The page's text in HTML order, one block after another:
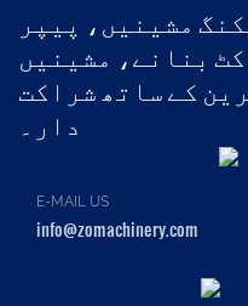
مشینیں، پیپر
بنانے، مشینیں
کے ساتھ شراکت
دار۔
E-MAIL US
info@zomachinery.com